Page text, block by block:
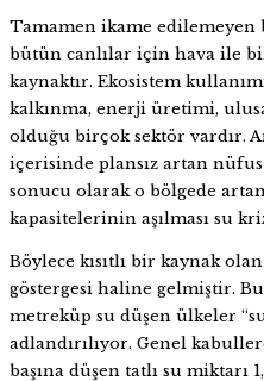
Tamamen ikame edilemeyen
bütün canlılar için hava ile
kaynaktır. Ekosistem
kalkınma, enerji üretimi,
olduğu birçok sektör vardır.
içerisinde plansız artan
sonucu olarak o bölgede
kapasitelerinin aşılması su
Böylece kısıtlı bir kaynak
göstergesi haline gelmiştir.
metreküp su düşen ülkeler
adlandırılıyor. Genel
başına düşen tatlı su miktarı